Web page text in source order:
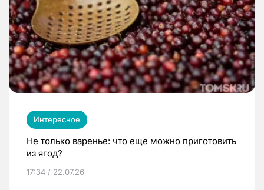
Интересное
Не только варенье: что еще можно приготовить
из ягод?
17:34 / 22.07.26